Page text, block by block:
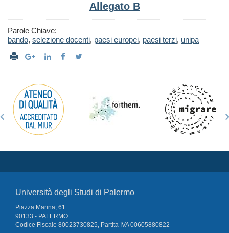
Allegato B
Parole Chiave:
bando, selezione docenti, paesi europei, paesi terzi, unipa
Università degli Studi di Palermo
Piazza Marina, 61
90133 - PALERMO
Codice Fiscale 80023730825, Partita IVA 00605880822